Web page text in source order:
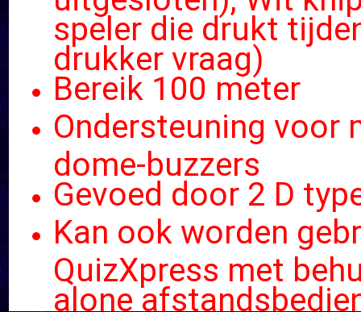
speler die drukt
drukker vraag)
Bereik 100 meter
Ondersteuning voor
dome-buzzers
Gevoed door 2 D
Kan ook worden
QuizXpress met
alone